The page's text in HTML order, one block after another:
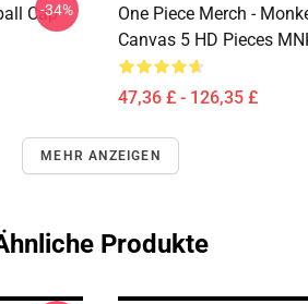
Cap-34%
One Piece Merch -
Canvas 5 HD Pieces
47,36 £ - 126,35 £
MEHR ANZEIGEN
Produkte